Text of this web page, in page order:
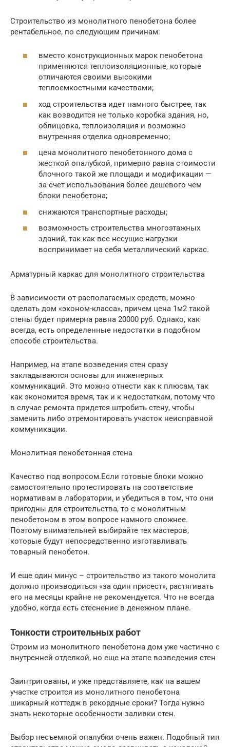
Строительство из монолитного пенобетона более
рентабельное, по следующим причинам:
вместо конструкционных марок пенобетона
применяются теплоизоляционные, которые
отличаются своими высокими
теплоемкостными качествами;
ход строительства идет намного быстрее, так
как возводится не только коробка здания, но,
облицовка, теплоизоляция и возможно
внутренняя отделка одновременно;
цена монолитного пенобетонного дома с
жесткой опалубкой, примерно равна стоимости
блочного такой же площади и модификации —
за счет использования более дешевого чем
блоки пенобетона;
снижаются транспортные расходы;
возможность строительства многоэтажных
зданий, так как все несущие нагрузки
воспринимает на себя металлический каркас.
Арматурный каркас для монолитного строительства
В зависимости от располагаемых средств, можно
сделать дом «эконом-класса», причем цена 1м2 такой
стены будет примерна равна 20000 руб. Однако, как
всегда, есть определенные недостатки в подобном
способе строительства.
Например, на этапе возведения стен сразу
закладываются основы для инженерных
коммуникаций. Это можно отнести как к плюсам, так
как экономится время, так и к недостаткам, потому что
в случае ремонта придется штробить стену, чтобы
заменить либо отремонтировать участок неисправной
коммуникации.
Монолитная пенобетонная стена
Качество под вопросом.Если готовые блоки можно
самостоятельно протестировать на соответствие
нормативам в лаборатории, и убедиться в том, что они
пригодны для строительства, то с монолитным
пенобетоном в этом вопросе намного сложнее.
Поэтому внимательней выбирайте тех мастеров,
которые будут непосредственно изготавливать
товарный пенобетон.
И еще один минус – строительство из такого монолита
должно производиться «за один присест», растягивать
его на месяцы крайне не рекомендуется. Что не всегда
удобно, когда есть стеснение в денежном плане.
Тонкости строительных работ
Строим из монолитного пенобетона дом уже частично с
внутренней отделкой, но еще на этапе возведения стен
Заинтригованы, и уже представляете, как на вашем
участке строится из монолитного пенобетона
шикарный коттедж в рекордные сроки? Тогда нужно
знать некоторые особенности заливки стен.
Выбор несъемной опалубки очень важен. Подобный тип